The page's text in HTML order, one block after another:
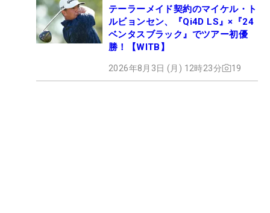
テーラーメイド契約のマイケル・ト
ルビョンセン、『Qi4D LS』×『24
ベンタスブラック』でツアー初優
勝！【WITB】
2026年8月3日 (月) 12時23分 19